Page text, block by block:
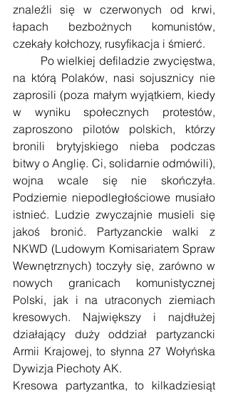
znaleźli się w czerwonych od krwi,
łapach bezbożnych komunistów,
czekały kołchozy, rusyfikacja i śmierć.
na którą Polaków, nasi sojusznicy nie
zaprosili (poza małym wyjątkiem, kiedy
w wyniku społecznych protestów,
zaproszono pilotów polskich, którzy
bronili brytyjskiego nieba podczas
bitwy o Anglię. Ci, solidarnie odmówili),
wojna wcale się nie skończyła.
Podziemie niepodległościowe musiało
istnieć. Ludzie zwyczajnie musieli się
jakoś bronić. Partyzanckie walki z
NKWD (Ludowym Komisariatem Spraw
Wewnętrznych) toczyły się, zarówno w
nowych granicach komunistycznej
Polski, jak i na utraconych ziemiach
kresowych. Największy i najdłużej
działający duży oddział partyzancki
Armii Krajowej, to słynna 27 Wołyńska
Dywizja Piechoty AK.
Kresowa partyzantka, to kilkadziesiąt